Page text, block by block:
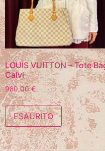
LOUIS VUITTON – Tote
Calvi
980,00€
ESAURITO